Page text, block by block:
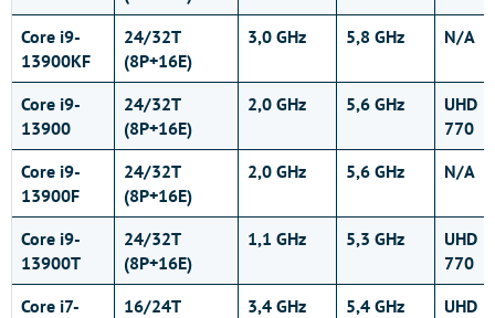
Core i9-
13900KF
24/32T
(8P+16E)
3,0 GHz 5,8 GHz N/A
Core i9-
13900
24/32T
(8P+16E)
2,0 GHz 5,6 GHz
UHD
770
Core i9-
13900F
24/32T
(8P+16E)
2,0 GHz 5,6 GHz N/A
Core i9-
13900T
24/32T
(8P+16E)
1,1 GHz 5,3 GHz
UHD
770
Core i7-
16/24T
3,4 GHz 5,4 GHz
UHD